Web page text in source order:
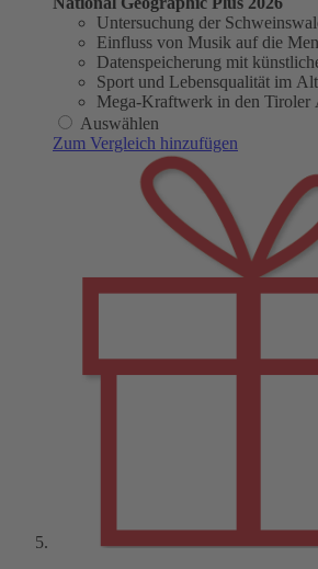
Untersuchung der
Einfluss von Musik auf die
Datenspeicherung mit
Sport und Lebensqualität im
Mega-Kraftwerk in den Tiroler
Auswählen
Zum Vergleich hinzufügen